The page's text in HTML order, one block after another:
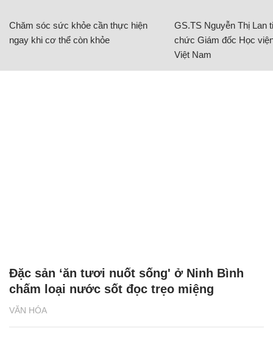
Chăm sóc sức khỏe cần thực hiện
ngay khi cơ thể còn khỏe
GS.TS Nguyễn Thị Lan
chức Giám đốc Học
Việt Nam
VĂN HÓA
Đặc sản ‘ăn tươi nuốt sống' ở Ninh Bình
chấm loại nước sốt đọc trẹo miệng